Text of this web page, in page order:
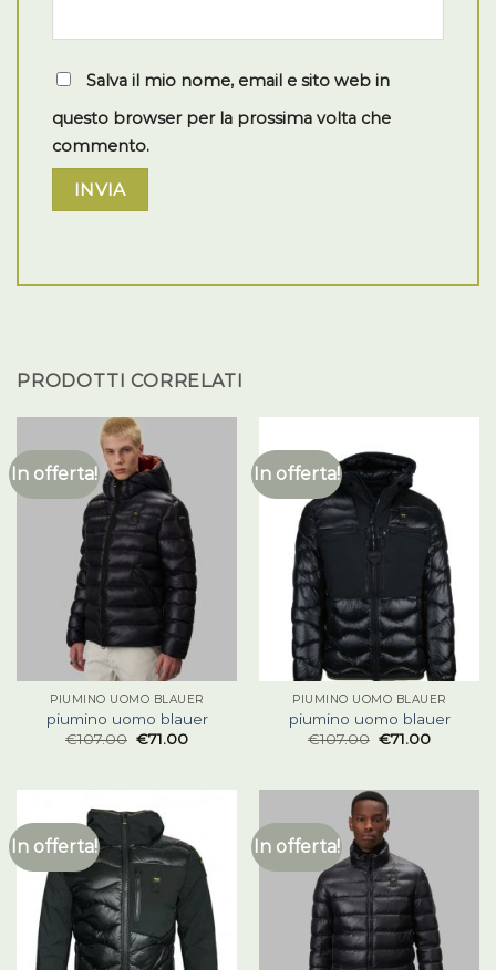
Salva il mio nome, email e sito web in
questo browser per la prossima volta che
commento.
PRODOTTI CORRELATI
In offerta!
PIUMINO UOMO BLAUER
piumino uomo blauer
€107.00 €71.00
In offerta!
PIUMINO UOMO BLAUER
piumino uomo blauer
€107.00 €71.00
In offerta! In offerta!